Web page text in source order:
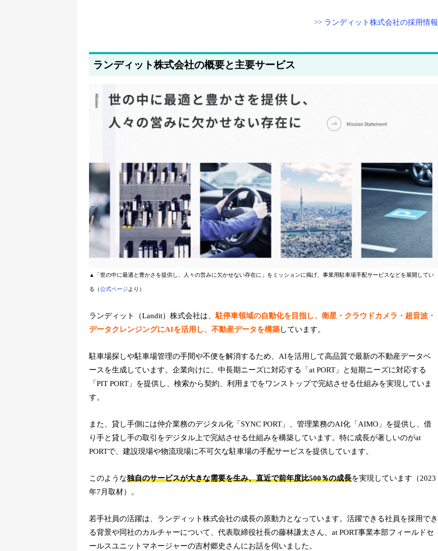
>> ランディット株式会社の採用情報
ランディット株式会社の概要と主要サービス
▲「世の中に最適と豊かさを提供し、人々の営みに欠かせない存在に」をミッションに掲げ、事業用駐車場手配サービスなどを展開してい
る（公式ページより）
ランディット（Landit）株式会社は、駐停車領域の自動化を目指し、衛星・クラウドカメラ・超音波・
データクレンジングにAIを活用し、不動産データを構築しています。
駐車場探しや駐車場管理の手間や不便を解消するため、AIを活用して高品質で最新の不動産データベ
ースを生成しています。企業向けに、中長期ニーズに対応する「at PORT」と短期ニーズに対応する
「PIT PORT」を提供し、検索から契約、利用までをワンストップで完結させる仕組みを実現していま
す。
また、貸し手側には仲介業務のデジタル化「SYNC PORT」、管理業務のAI化「AIMO」を提供し、借
り手と貸し手の取引をデジタル上で完結させる仕組みを構築しています。特に成長が著しいのがat
PORTで、建設現場や物流現場に不可欠な駐車場の手配サービスを提供しています。
このような独自のサービスが大きな需要を生み、直近で前年度比500％の成長を実現しています（2023
年7月取材）。
若手社員の活躍は、ランディット株式会社の成長の原動力となっています。活躍できる社員を採用でき
る背景や同社のカルチャーについて、代表取締役社長の藤林謙太さん、at PORT事業本部フィールドセ
ールスユニットマネージャーの吉村郷史さんにお話を伺いました。